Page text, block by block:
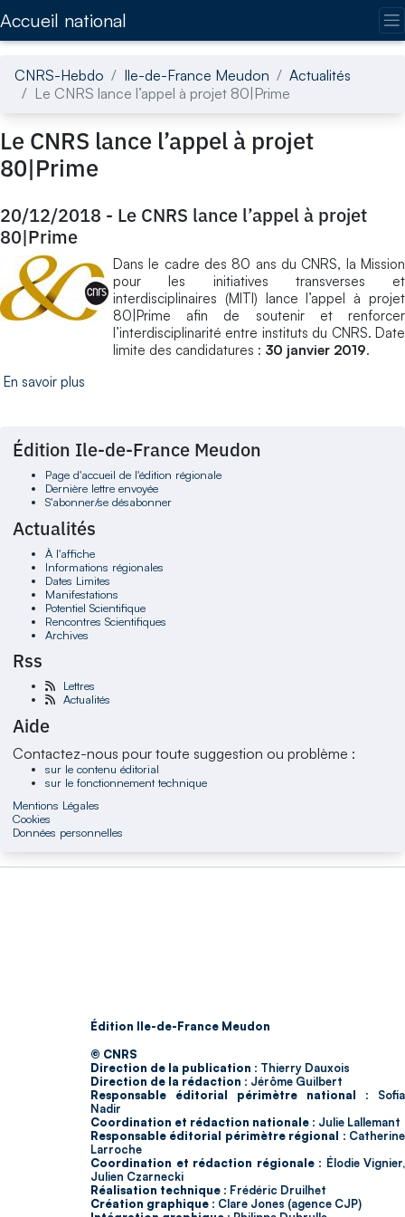
Accueil national
CNRS-Hebdo Ile-de-France Meudon
Actualités
Le CNRS lance l’appel à projet 80|Prime
Le CNRS lance l’appel à projet
80|Prime
20/12/2018 - Le CNRS lance l’appel à projet
80|Prime
Dans le cadre des 80 ans du CNRS, la Mission
pour les initiatives transverses et
interdisciplinaires (MITI) lance l’appel à projet
80|Prime afin de soutenir et renforcer
l’interdisciplinarité entre instituts du CNRS. Date
limite des candidatures : 30 janvier 2019.
En savoir plus
Édition Ile-de-France Meudon
Page d'accueil de l'édition régionale
Dernière lettre envoyée
S'abonner/se désabonner
Actualités
À l'affiche
Informations régionales
Dates Limites
Manifestations
Potentiel Scientifique
Rencontres Scientifiques
Archives
Rss
Lettres
Actualités
Aide
Contactez-nous pour toute suggestion ou problème :
sur le contenu éditorial
sur le fonctionnement technique
Mentions Légales
Cookies
Données personnelles
Édition Ile-de-France Meudon
© CNRS
Direction de la publication : Thierry Dauxois
Direction de la rédaction : Jérôme Guilbert
Responsable éditorial périmètre national : Sofia
Nadir
Coordination et rédaction nationale : Julie Lallemant
Responsable éditorial périmètre régional : Catherine
Larroche
Coordination et rédaction régionale : Élodie Vignier,
Julien Czarnecki
Réalisation technique : Frédéric Druilhet
Création graphique : Clare Jones (agence CJP)